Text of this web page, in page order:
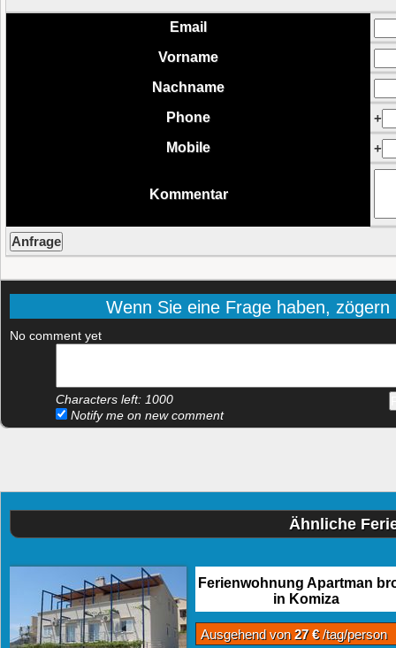
Email
Vorname
Nachname
Phone
+
Mobile
+
Kommentar
Wenn Sie eine Frage haben,
No comment yet
Characters left: 1000
Notify me on new comment
Ähnliche
Ferienwohnung Apartman
in Komiza
Ausgehend von27 €/tag/person